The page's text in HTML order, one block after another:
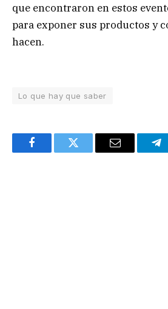
que encontraron en estos
para exponer sus productos y
hacen.
Lo que hay que saber
FacebookTwitter Email